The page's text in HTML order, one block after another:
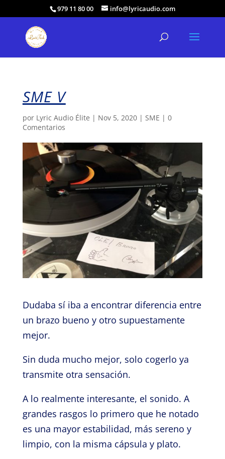
979 11 80 00 info@lyricaudio.com
SME V
por Lyric Audio Élite | Nov 5, 2020| SME | 0
Comentarios
Dudaba sí iba a encontrar diferencia entre
un brazo bueno y otro supuestamente
mejor.
Sin duda mucho mejor, solo cogerlo ya
transmite otra sensación.
A lo realmente interesante, el sonido. A
grandes rasgos lo primero que he notado
es una mayor estabilidad, más sereno y
limpio, con la misma cápsula y plato.